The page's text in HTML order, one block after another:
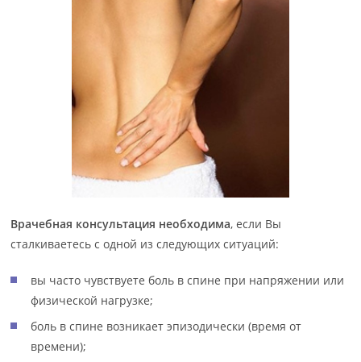
Врачебная консультация необходима, если Вы
сталкиваетесь с одной из следующих ситуаций:
вы часто чувствуете боль в спине при напряжении или
физической нагрузке;
боль в спине возникает эпизодически (время от
времени);